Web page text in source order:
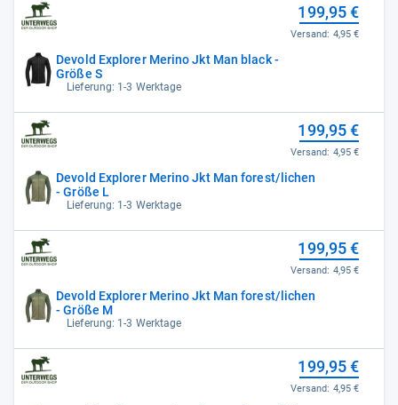
Devold Explorer Merino Jkt Man black -
Größe S
Lieferung: 1-3 Werktage
199,95 €
Versand: 4,95 €
Devold Explorer Merino Jkt Man forest/lichen
- Größe L
Lieferung: 1-3 Werktage
199,95 €
Versand: 4,95 €
Devold Explorer Merino Jkt Man forest/lichen
- Größe M
Lieferung: 1-3 Werktage
199,95 €
Versand: 4,95 €
199,95 €
Versand: 4,95 €